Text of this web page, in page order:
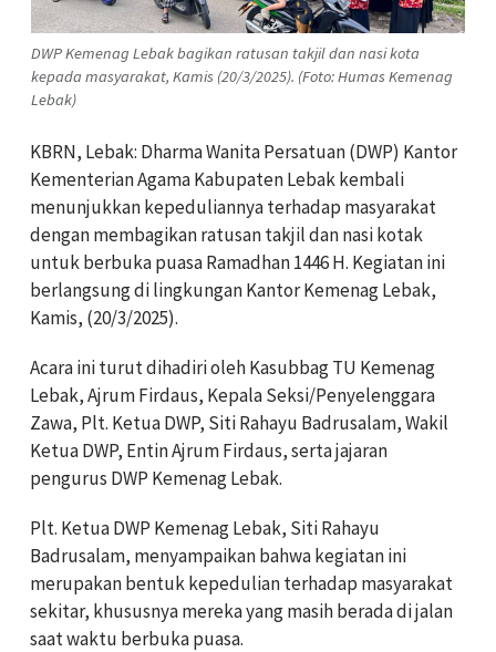
DWP Kemenag Lebak bagikan ratusan takjil dan nasi kota
kepada masyarakat, Kamis (20/3/2025). (Foto: Humas Kemenag
Lebak)
KBRN, Lebak: Dharma Wanita Persatuan (DWP) Kantor
Kementerian Agama Kabupaten Lebak kembali
menunjukkan kepeduliannya terhadap masyarakat
dengan membagikan ratusan takjil dan nasi kotak
untuk berbuka puasa Ramadhan 1446 H. Kegiatan ini
berlangsung di lingkungan Kantor Kemenag Lebak,
Kamis, (20/3/2025).
Acara ini turut dihadiri oleh Kasubbag TU Kemenag
Lebak, Ajrum Firdaus, Kepala Seksi/Penyelenggara
Zawa, Plt. Ketua DWP, Siti Rahayu Badrusalam, Wakil
Ketua DWP, Entin Ajrum Firdaus, serta jajaran
pengurus DWP Kemenag Lebak.
Plt. Ketua DWP Kemenag Lebak, Siti Rahayu
Badrusalam, menyampaikan bahwa kegiatan ini
merupakan bentuk kepedulian terhadap masyarakat
sekitar, khususnya mereka yang masih berada di jalan
saat waktu berbuka puasa.